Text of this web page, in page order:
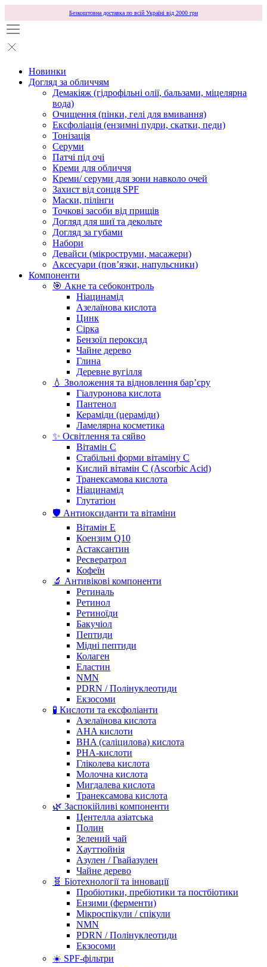
Безкоштовна доставка по всій Україні від 2000 грн
Новинки
Догляд за обличчям
Демакіяж (гідрофільні олії, бальзами, міцелярна
вода)
Очищення (пінки, гелі для вмивання)
Ексфоліація (ензимні пудри, скатки, педи)
Тонізація
Серуми
Патчі під очі
Креми для обличчя
Креми/ серуми для зони навколо очей
Захист від сонця SPF
Маски, пілінги
Точкові засоби від прищів
Догляд для шиї та декольте
Догляд за губами
Набори
Девайси (мікроструми, масажери)
Аксесуари (повʼязки, напульсники)
Компоненти
🎯 Акне та себоконтроль
Ніацинамід
Азелаїнова кислота
Цинк
Сірка
Бензоїл пероксид
Чайне дерево
Глина
Деревне вугілля
💧 Зволоження та відновлення бар’єру
Гіалуронова кислота
Пантенол
Кераміди (цераміди)
Ламелярна косметика
✨ Освітлення та сяйво
Вітамін С
Стабільні форми вітаміну С
Кислий вітамін С (Ascorbic Acid)
Транексамова кислота
Ніацинамід
Глутатіон
🛡️ Антиоксиданти та вітаміни
Вітамін Е
Коензим Q10
Астаксантин
Ресвератрол
Кофеїн
🔬 Антивікові компоненти
Ретиналь
Ретинол
Ретиноїди
Бакучіол
Пептиди
Мідні пептиди
Колаген
Еластин
NMN
PDRN / Полінуклеотиди
Екзосоми
🧪 Кислоти та ексфоліанти
Азелаїнова кислота
AHA кислоти
BHA (саліцилова) кислота
PHA-кислоти
Гліколева кислота
Молочна кислота
Мигдалева кислота
Транексамова кислота
🌿 Заспокійливі компоненти
Центелла азіатська
Полин
Зелений чай
Хауттюйнія
Азулен / Гвайазулен
Чайне дерево
🧬 Біотехнології та інновації
Пробіотики, пребіотики та постбіотики
Ензими (ферменти)
Мікроспікули / спікули
NMN
PDRN / Полінуклеотиди
Екзосоми
☀️ SPF-фільтри